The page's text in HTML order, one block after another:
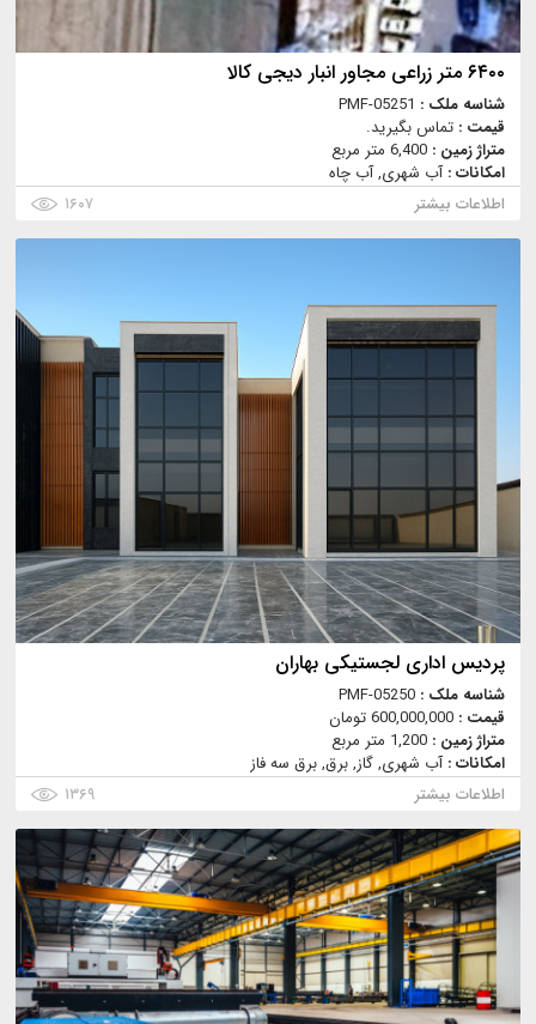
۶۴۰۰ متر زراعی مجاور انبار دیجی کالا
شناسه ملک : PMF-05251
قیمت : تماس بگیرید.
متراژ زمین : 6,400 متر مربع
امکانات :آب شهری, آب چاه
اطلاعات بیشتر
۱۶۰۷
پردیس اداری لجستیکی بهاران
شناسه ملک : PMF-05250
قیمت : 600,000,000 تومان
متراژ زمین : 1,200 متر مربع
امکانات :آب شهری, گاز, برق, برق سه فاز
اطلاعات بیشتر
۱۳۶۹